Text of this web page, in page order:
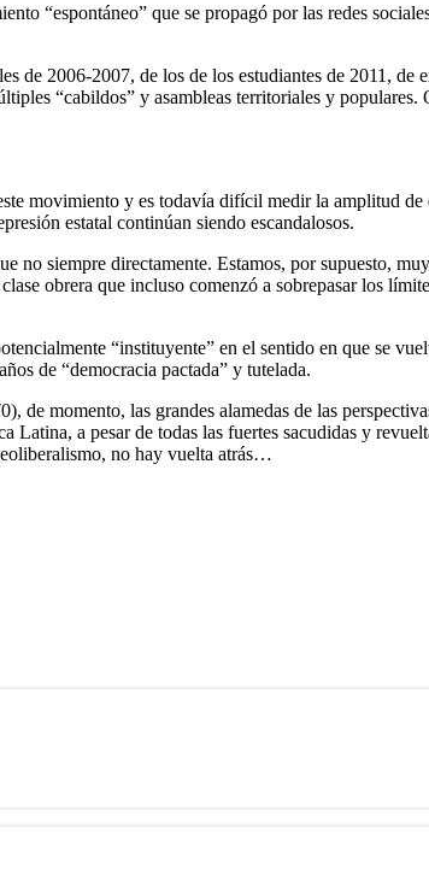
“espontáneo” que se propagó por las redes
de 2006-2007, de los de los estudiantes de 2011, de
“cabildos” y asambleas territoriales y populares.
movimiento y es todavía difícil medir la amplitud de
estatal continúan siendo escandalosos.
no siempre directamente. Estamos, por supuesto,
obrera que incluso comenzó a sobrepasar los
“instituyente” en el sentido en que se
de “democracia pactada” y tutelada.
de momento, las grandes alamedas de las
a pesar de todas las fuertes sacudidas y
no hay vuelta atrás…